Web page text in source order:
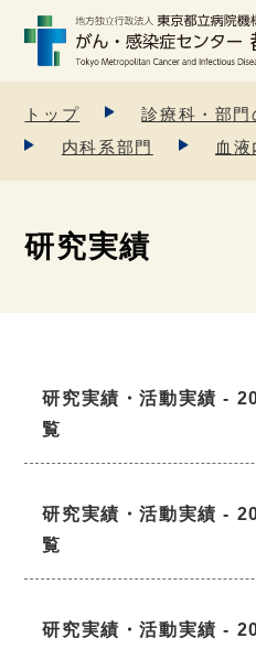
トップ
診療科・部門
内科系部門
血液
研究実績
研究実績・活動実績 -
覧
研究実績・活動実績 -
覧
研究実績・活動実績 -